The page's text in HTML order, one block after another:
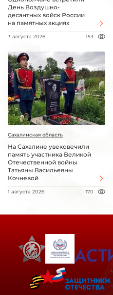
День Воздушно-
десантных войск России
на памятных акциях
3 августа 2026 153
Сахалинская область
На Сахалине увековечили
память участника Великой
Отечественной войны
Татьяны Васильевны
Кочневой
1 августа 2026 170